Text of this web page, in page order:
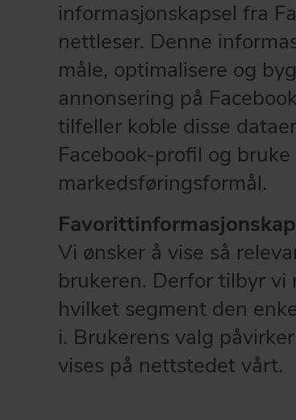
informasjonskapsel fra
nettleser. Denne
måle, optimalisere og
annonsering på
tilfeller koble disse
Facebook-profil og
markedsføringsformål.
Vi ønsker å vise så
brukeren. Derfor tilbyr
hvilket segment den
i. Brukerens valg
vises på nettstedet vårt.